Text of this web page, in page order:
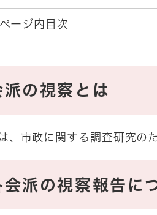
ページ内目次
派の視察とは
、市政に関する調査研究の
会派の視察報告に